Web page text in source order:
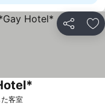
シェア お
客室料金を表示